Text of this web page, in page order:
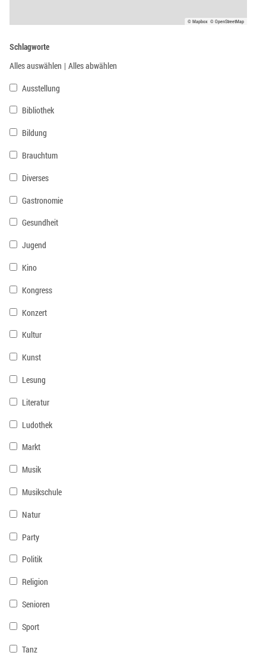
© Mapbox © OpenStreetMap
Schlagworte
Alles auswählen | Alles abwählen
Ausstellung
Bibliothek
Bildung
Brauchtum
Diverses
Gastronomie
Gesundheit
Jugend
Kino
Kongress
Konzert
Kultur
Kunst
Lesung
Literatur
Ludothek
Markt
Musik
Musikschule
Natur
Party
Politik
Religion
Senioren
Sport
Tanz